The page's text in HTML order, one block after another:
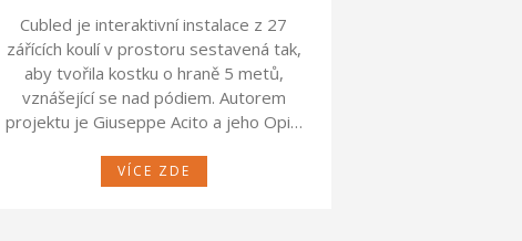
Cubled je interaktivní instalace z 27
zářících koulí v prostoru sestavená tak,
aby tvořila kostku o hraně 5 metů,
vznášející se nad pódiem. Autorem
projektu je Giuseppe Acito a jeho Opi…
VÍCE ZDE